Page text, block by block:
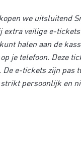
we uitsluitend
veilige e-
halen aan de
je telefoon. Deze
De e-tickets zijn
persoonlijk en